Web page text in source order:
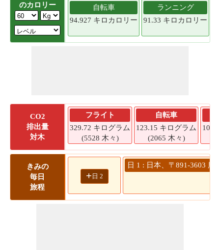
のカロリー
自転車
94.927 キロカロリー
ランニング
91.33 キロカロリー
CO2
排出量
対木
フライト
329.72 キログラム
(5528 木々)
自転車
123.15 キログラム
(2065 木々)
きみの
毎日
旅程
+ 日 2
日 1 : 日本、〒891-3603